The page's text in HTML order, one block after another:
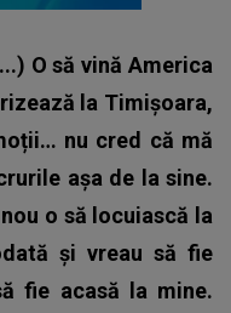
O să vină America
la Timișoara,
nu cred că mă
așa de la sine.
o să locuiască la
și vreau să fie
fie acasă la mine.